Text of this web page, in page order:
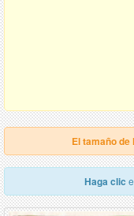
El tamaño
Haga clic